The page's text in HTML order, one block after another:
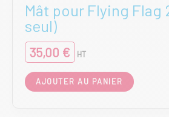
Mât pour Flying Flag
seul)
35,00 € HT
AJOUTER AU PANIER